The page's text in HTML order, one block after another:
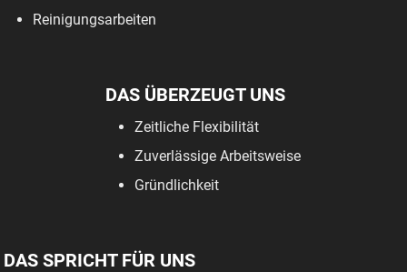
Reinigungsarbeiten
DAS ÜBERZEUGT UNS
Zeitliche Flexibilität
Zuverlässige Arbeitsweise
Gründlichkeit
DAS SPRICHT FÜR UNS